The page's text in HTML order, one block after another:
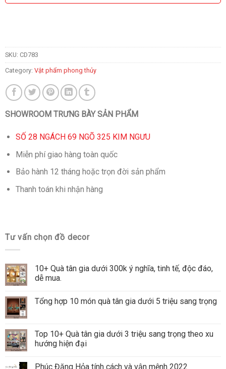
SKU: CD783
Category: Vật phẩm phong thủy
SHOWROOM TRƯNG BÀY SẢN PHẨM
SỐ 28 NGÁCH 69 NGÕ 325 KIM NGƯU
Miễn phí giao hàng toàn quốc
Bảo hành 12 tháng hoặc trọn đời sản phẩm
Thanh toán khi nhận hàng
Tư vấn chọn đồ decor
10+ Quà tân gia dưới 300k ý nghĩa, tinh tế, độc đáo,
dễ mua.
Tổng hợp 10 món quà tân gia dưới 5 triệu sang trọng
Top 10+ Quà tân gia dưới 3 triệu sang trọng theo xu
hướng hiện đại
Phúc Đăng Hỏa tính cách và vận mệnh 2022